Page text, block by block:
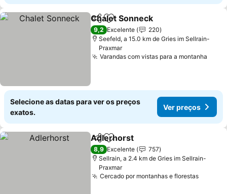
PartilharAdicionar aos favoritos
Chalet Sonneck
9,2 Excelente
220
Seefeld, a 15.0 km de Gries im Sellrain-
Praxmar
Varandas com vistas para a montanha
Selecione as datas para ver os preços
exatos.
Ver preços
PartilharAdicionar aos favoritos
Adlerhorst
8,9 Excelente
757
Sellrain, a 2.4 km de Gries im Sellrain-
Praxmar
Cercado por montanhas e florestas